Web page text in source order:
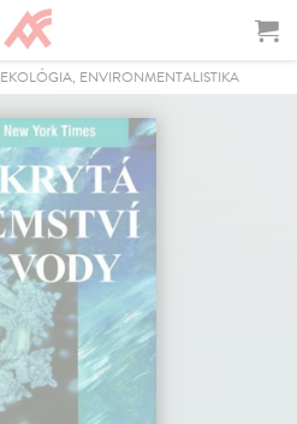
EKOLÓGIA, ENVIRONMENTALISTIKA